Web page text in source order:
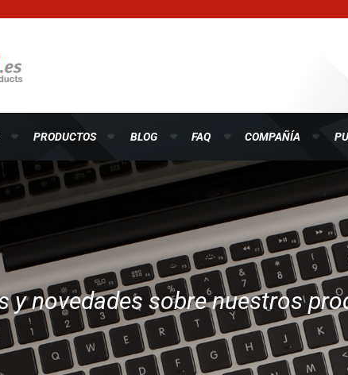
PRODUCTOS BLOG FAQ COMPAÑÍA
y novedades sobre nuestros